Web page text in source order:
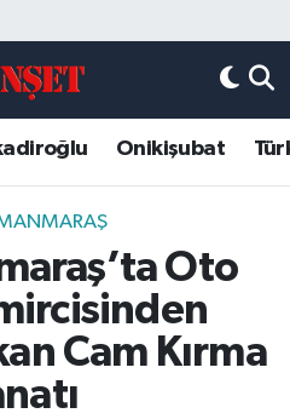
Onikişubat
Oto
Cam Kırma
Eczaneler
Durumu
Yoğunluk Haritası
ve Fikstür